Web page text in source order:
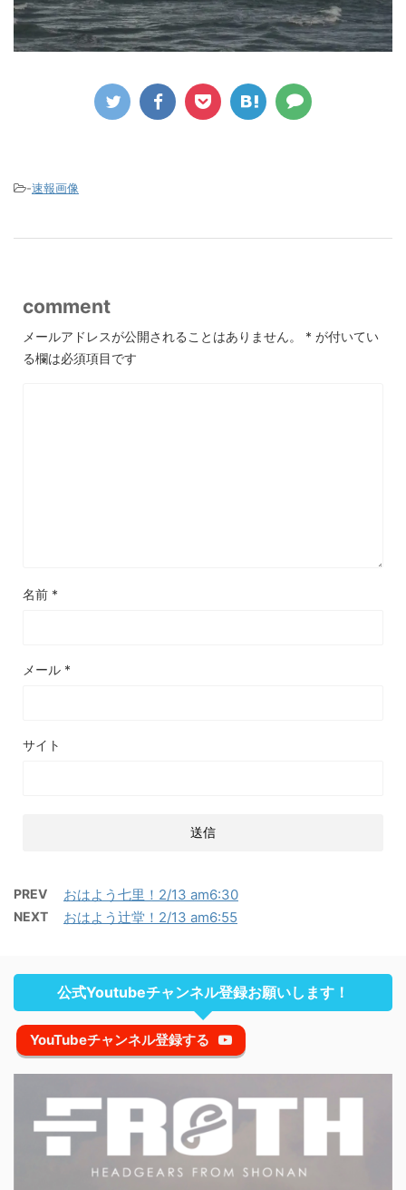
-速報画像
comment
メールアドレスが公開されることはありません。 * が付いてい
る欄は必須項目です
名前 *
メール *
サイト
PREV おはよう七里！2/13 am6:30
NEXT おはよう辻堂！2/13 am6:55
公式Youtubeチャンネル登録お願いします！
YouTubeチャンネル登録する